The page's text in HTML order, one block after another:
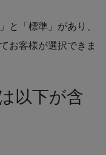
と「標準」があり、
お客様が選択できま
以下が含